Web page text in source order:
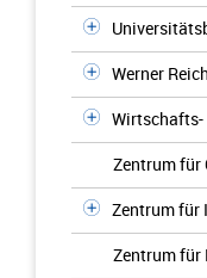
Werner
Zentrum für
Zentrum für
Zentrum für